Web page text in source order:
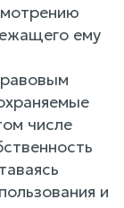
ему
числе
и